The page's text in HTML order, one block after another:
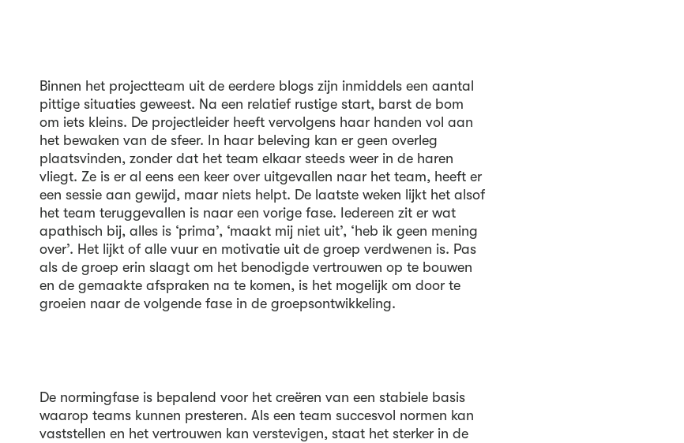
Binnen het projectteam uit de eerdere blogs zijn inmiddels een aantal
pittige situaties geweest. Na een relatief rustige start, barst de bom
om iets kleins. De projectleider heeft vervolgens haar handen vol aan
het bewaken van de sfeer. In haar beleving kan er geen overleg
plaatsvinden, zonder dat het team elkaar steeds weer in de haren
vliegt. Ze is er al eens een keer over uitgevallen naar het team, heeft er
een sessie aan gewijd, maar niets helpt. De laatste weken lijkt het alsof
het team teruggevallen is naar een vorige fase. Iedereen zit er wat
apathisch bij, alles is ‘prima’, ‘maakt mij niet uit’, ‘heb ik geen mening
over’. Het lijkt of alle vuur en motivatie uit de groep verdwenen is. Pas
als de groep erin slaagt om het benodigde vertrouwen op te bouwen
en de gemaakte afspraken na te komen, is het mogelijk om door te
groeien naar de volgende fase in de groepsontwikkeling.
De normingfase is bepalend voor het creëren van een stabiele basis
waarop teams kunnen presteren. Als een team succesvol normen kan
vaststellen en het vertrouwen kan verstevigen, staat het sterker in de